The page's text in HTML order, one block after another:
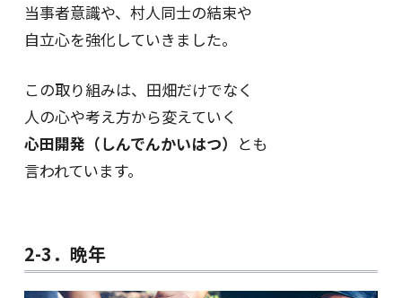
当事者意識や、村人同士の結束や
自立心を強化していきました。
この取り組みは、田畑だけでなく
人の心や考え方から変えていく
心田開発（しんでんかいはつ） とも
言われています。
2-3．晩年